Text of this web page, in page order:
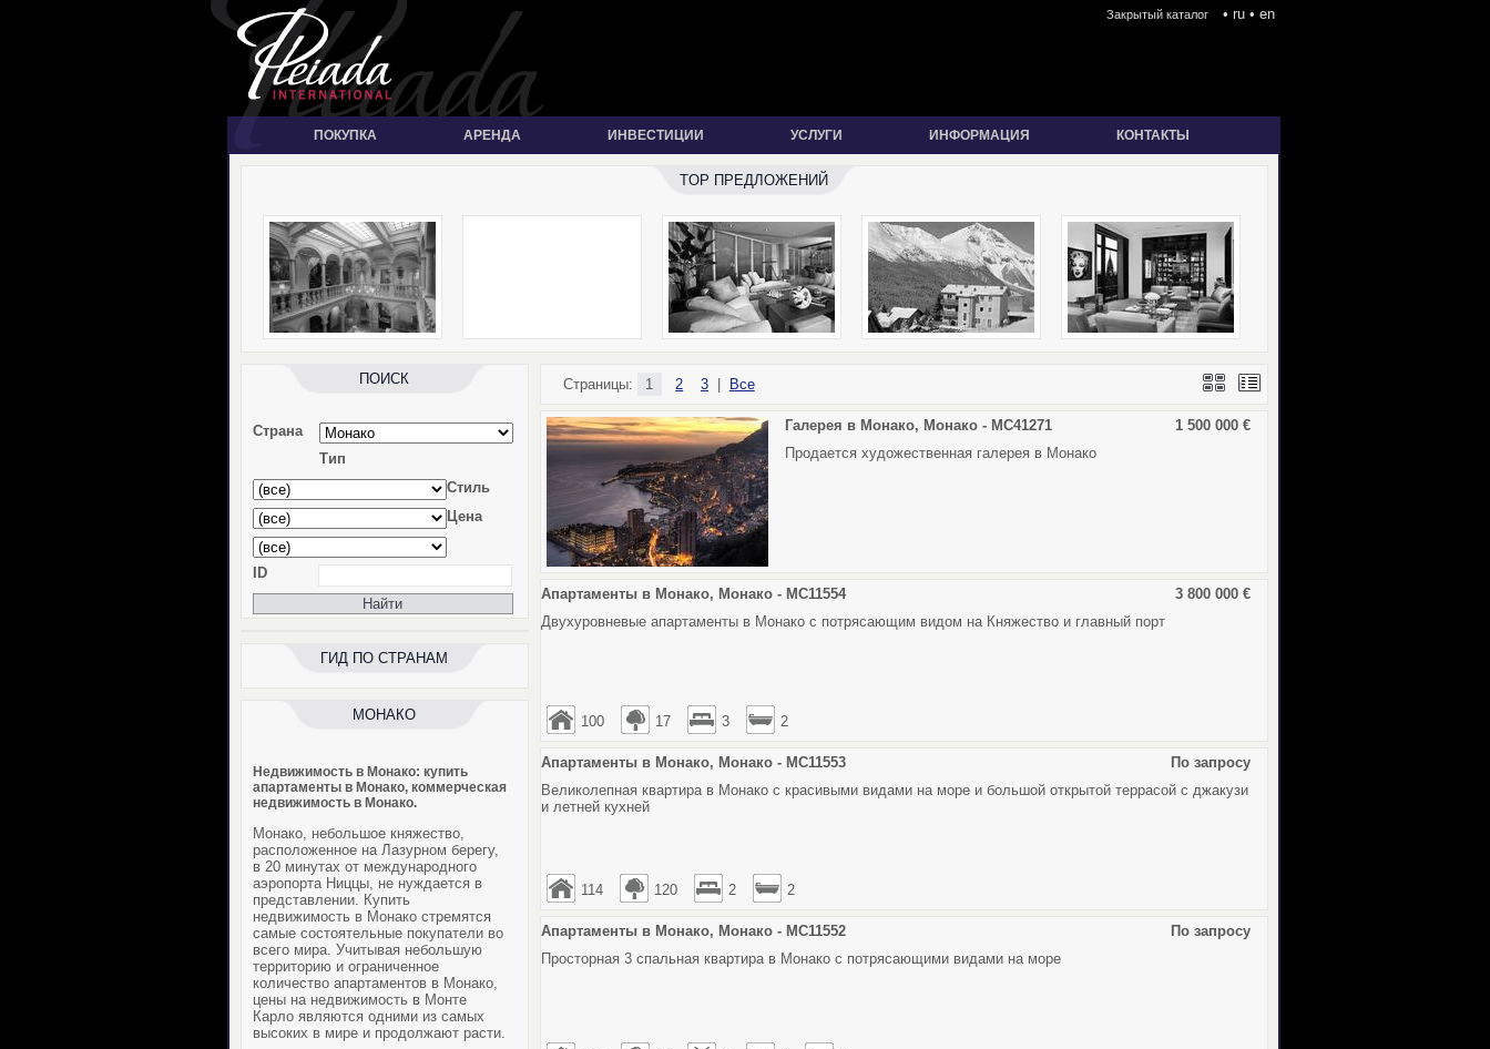
Закрытый каталог • ru• en
ПОКУПКА АРЕНДА ИНВЕСТИЦИИ УСЛУГИ ИНФОРМАЦИЯ КОНТАКТЫ
TOP ПРЕДЛОЖЕНИЙ
ПОИСК
Страна
Тип
Стиль
Цена
ID
ГИД ПО СТРАНАМ
МОНАКО
Недвижимость в Монако: купить
апартаменты в Монако, коммерческая
недвижимость в Монако.
Монако, небольшое княжество,
расположенное на Лазурном берегу,
в 20 минутах от международного
аэропорта Ниццы, не нуждается в
представлении. Купить
недвижимость в Монакостремятся
самые состоятельные покупатели во
всего мира. Учитывая небольшую
территорию и ограниченное
количество апартаментов в Монако,
цены на недвижимость в Монте
Карлоявляются одними из самых
высоких в мире и продолжают расти.
Страницы: 1 2 3 Все
1 500 000 €
Галерея в Монако, Монако - MC41271
Продается художественная галерея в Монако
3 800 000 €
Апартаменты в Монако, Монако - MC11554
Двухуровневые апартаменты в Монако с потрясающим видом на Княжество и главный порт
100 17 3 2
По запросу
Апартаменты в Монако, Монако - MC11553
Великолепная квартира в Монако с красивыми видами на море и большой открытой террасой с джакузи
и летней кухней
114 120 2 2
По запросу
Апартаменты в Монако, Монако - MC11552
Просторная 3 спальная квартира в Монако с потрясающими видами на море